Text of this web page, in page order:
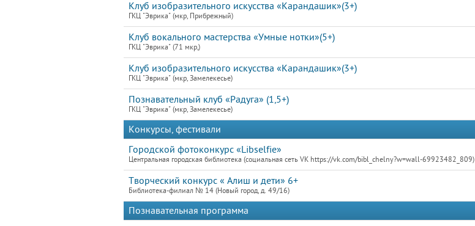
Клуб изобразительного искусства «Карандашик»(3+)
ГКЦ "Эврика" (мкр, Прибрежный)
Клуб вокального мастерства «Умные нотки»(5+)
ГКЦ "Эврика" (71 мкр,)
Клуб изобразительного искусства «Карандашик»(3+)
ГКЦ "Эврика" (мкр, Замелекесье)
Познавательный клуб «Радуга» (1,5+)
ГКЦ "Эврика" (мкр, Замелекесье)
Конкурсы, фестивали
Городской фотоконкурс «Libselfie»
Центральная городская библиотека (социальная сеть VK https://vk.com/bibl_chelny?w=wall-69923482_809)
Творческий конкурс « Алиш и дети» 6+
Библиотека-филиал № 14 (Новый город, д. 49/16)
Познавательная программа